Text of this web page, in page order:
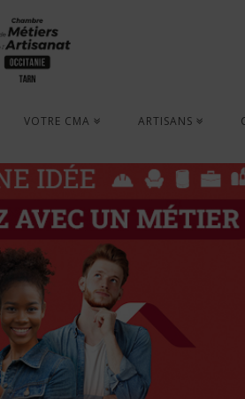
VOTRE CMA ARTISANS